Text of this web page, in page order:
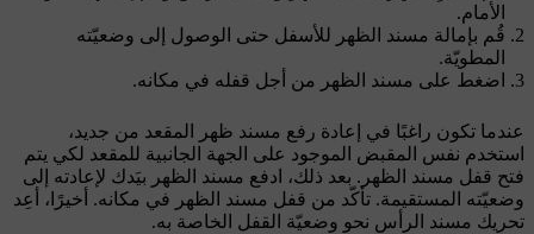
الأمام.
قُم بإمالة مسند الظهر للأسفل حتى الوصول إلى وضعيّته
المطويّة.
اضغط على مسند الظهر من أجل قفله في مكانه.
عندما تكون راغبًا في إعادة رفع مسند ظهر المقعد من جديد،
استخدم نفس المقبض الموجود على الجهة الجانبية للمقعد لكي يتم
فتح قفل مسند الظهر. بعد ذلك، ادفع مسند الظهر بيَدك لإعادته إلى
وضعيّته المستقيمة. تأكّد من قفل مسند الظهر في مكانه. أخيرًا، أعِد
تحريك مسند الرأس نحو وضعيّة القفل الخاصة به.